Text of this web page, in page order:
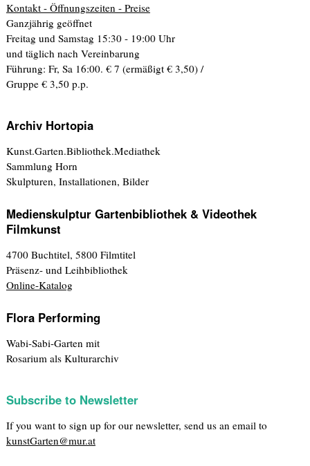
Kontakt - Öffnungszeiten - Preise
Ganzjährig geöffnet
Freitag und Samstag 15:30 - 19:00 Uhr
und täglich nach Vereinbarung
Führung: Fr, Sa 16:00. € 7 (ermäßigt € 3,50) /
Gruppe € 3,50 p.p.
Archiv Hortopia
Kunst.Garten.Bibliothek.Mediathek
Sammlung Horn
Skulpturen, Installationen, Bilder
Medienskulptur Gartenbibliothek & Videothek
Filmkunst
4700 Buchtitel, 5800 Filmtitel
Präsenz- und Leihbibliothek
Online-Katalog
Flora Performing
Wabi-Sabi-Garten mit
Rosarium als Kulturarchiv
Subscribe to Newsletter
If you want to sign up for our newsletter, send us an email to
kunstGarten@mur.at